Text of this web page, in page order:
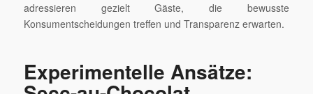
adressieren gezielt Gäste, die bewusste
Konsumentscheidungen treffen und Transparenz erwarten.
Experimentelle Ansätze: